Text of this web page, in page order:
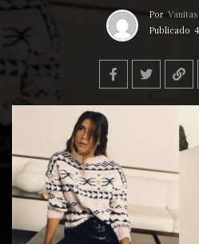
Por Vanitas
Publicado